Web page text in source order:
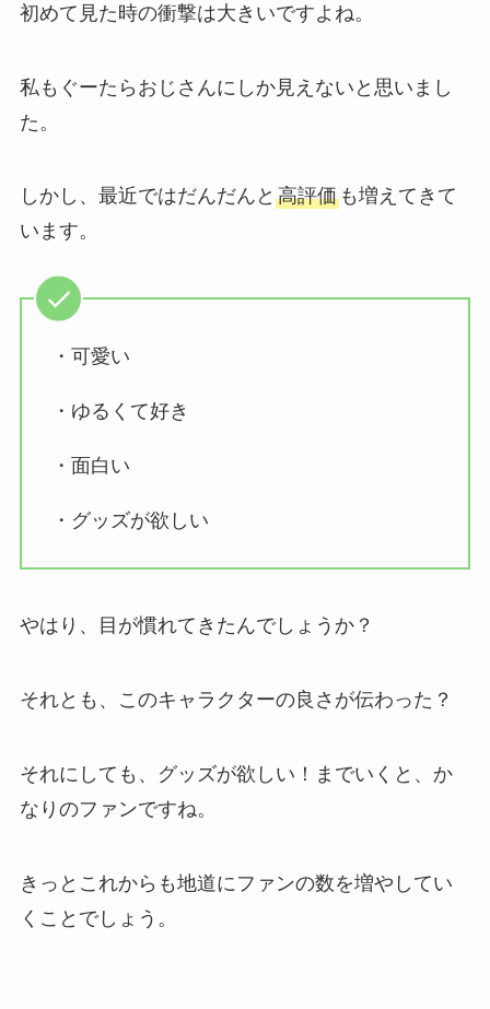
初めて見た時の衝撃は大きいですよね。
私もぐーたらおじさんにしか見えないと思いまし
た。
しかし、最近ではだんだんと 高評価も増えてきて
います。
・可愛い
・ゆるくて好き
・面白い
・グッズが欲しい
やはり、目が慣れてきたんでしょうか？
それとも、このキャラクターの良さが伝わった？
それにしても、グッズが欲しい！までいくと、か
なりのファンですね。
きっとこれからも地道にファンの数を増やしてい
くことでしょう。